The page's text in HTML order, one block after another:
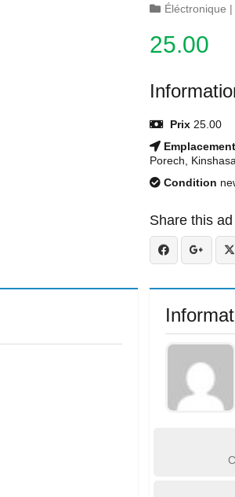
Éléctronique |
25.00
Prix 25.00
Emplacement
Porech,
Condition
Share this ad